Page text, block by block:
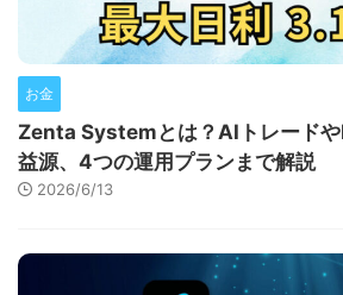
お金
Zenta Systemとは？AIトレード
益源、4つの運用プランまで解説
2026/6/13